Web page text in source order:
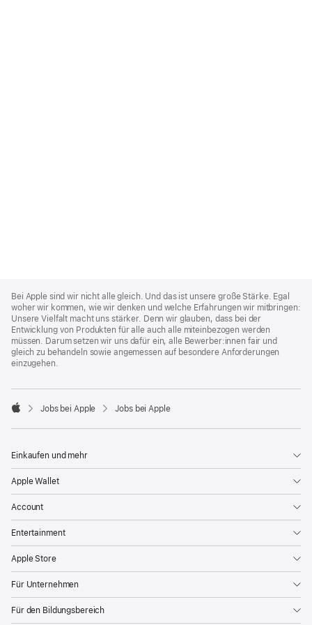
Footer
Bei Apple sind wir nicht alle gleich. Und das ist unsere große Stärke. Egal
woher wir kommen, wie wir denken und welche Erfahrungen wir mitbringen:
Unsere Vielfalt macht uns stärker. Denn wir glauben, dass bei der
Entwicklung von Produkten für alle auch alle miteinbezogen werden
müssen. Darum setzen wir uns dafür ein, alle Bewerber:innen fair und
gleich zu behandeln sowie angemessen auf besondere Anforderungen
einzugehen.

Jobs bei Apple Jobs bei Apple
Einkaufen und mehr
Apple Wallet
Account
Entertainment
Apple Store
Für Unternehmen
Für den Bildungsbereich